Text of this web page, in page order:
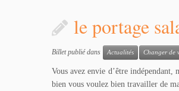
le portage
Billet publié dans Actualités Changer de
Vous avez envie d’être
bien vous voulez bien travailler de